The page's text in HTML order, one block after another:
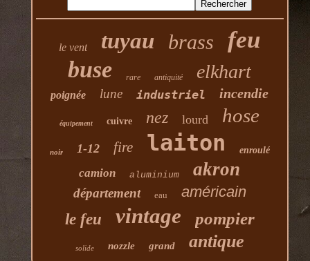
le vent tuyau brass feu
buse rare antiquité elkhart
poignée lune industriel incendie
équipement cuivre nez lourd hose
noir 1-12 fire laiton enroulé
camion aluminium akron
département eau
américain
le feu
vintage pompier
solide nozzle grand antique